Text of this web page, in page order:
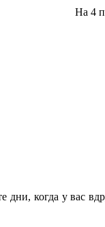
На 4
когда у вас